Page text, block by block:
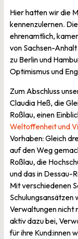
Hier hatten wir die
kennenzulernen.
ehrenamtlich,
von Sachsen-
zu Berlin und
Optimismus und
Zum Abschluss
Claudia Heß, die
Roßlau, einen
Weltoffenheit und
Vorhaben: Gleich
auf den Weg
Roßlau, die
und das in Dessau-
Mit verschiedenen
Verwaltungen nicht
aktiv dazu bei,
für ihre Kund:innen